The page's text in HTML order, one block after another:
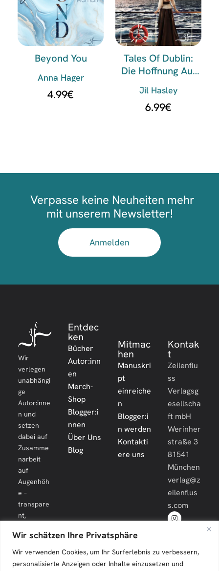
Wir schätzen Ihre Privatsphäre
Wir verwenden Cookies, um Ihr Surferlebnis zu verbessern,
personalisierte Anzeigen oder Inhalte einzusetzen und
Beyond You
Anna Hager
4.99€
Tales Of Dublin:
Die Hoffnung Auf
Jil Hasley
6.99€
Verpasse keine Neuheiten mehr
mit unserem Newsletter!
Anmelden
Wir
verlegen
unabhängi
ge
Autor:inne
n und
setzen
dabei auf
Zusamme
narbeit
auf
Augenhöh
e –
transpare
nt,
und
langfristig.
Entdec
ken
Bücher
Autor:inn
en
Merch-
Shop
Blogger:i
nnen
Über Uns
Blog
Mitmac
hen
Manuskri
pt
einreiche
n
Blogger:i
n werden
Kontakti
ere uns
Kontak
t
Zeilenflu
ss
Verlagsg
esellscha
ft mbH
Werinher
straße 3
81541
München
verlag@z
eilenflus
s.com